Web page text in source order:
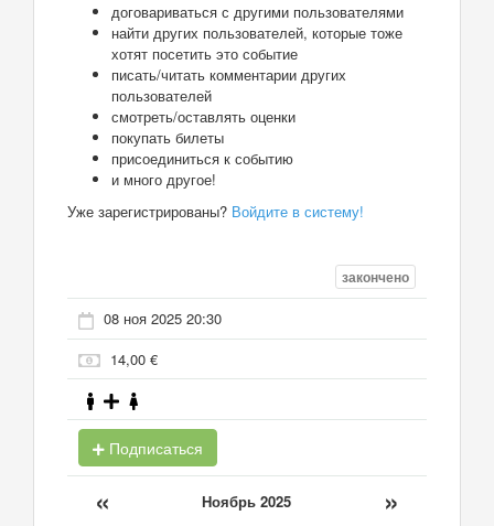
договариваться с другими пользователями
найти других пользователей, которые тоже
хотят посетить это событие
писать/читать комментарии других
пользователей
смотреть/оставлять оценки
покупать билеты
присоединиться к событию
и много другое!
Уже зарегистрированы? Войдите в систему!
закончено
08 ноя 2025 20:30
14,00 €
Подписаться
« Ноябрь 2025 »